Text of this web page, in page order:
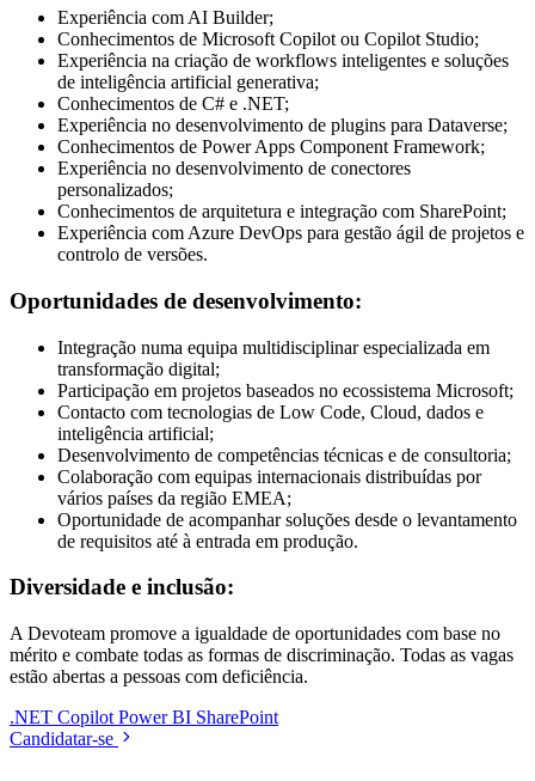
Experiência com AI Builder;
Conhecimentos de Microsoft Copilot ou Copilot Studio;
Experiência na criação de workflows inteligentes e soluções
de inteligência artificial generativa;
Conhecimentos de C# e .NET;
Experiência no desenvolvimento de plugins para Dataverse;
Conhecimentos de Power Apps Component Framework;
Experiência no desenvolvimento de conectores
personalizados;
Conhecimentos de arquitetura e integração com SharePoint;
Experiência com Azure DevOps para gestão ágil de projetos e
controlo de versões.
Oportunidades de desenvolvimento:
Integração numa equipa multidisciplinar especializada em
transformação digital;
Participação em projetos baseados no ecossistema Microsoft;
Contacto com tecnologias de Low Code, Cloud, dados e
inteligência artificial;
Desenvolvimento de competências técnicas e de consultoria;
Colaboração com equipas internacionais distribuídas por
vários países da região EMEA;
Oportunidade de acompanhar soluções desde o levantamento
de requisitos até à entrada em produção.
Diversidade e inclusão:
A Devoteam promove a igualdade de oportunidades com base no
mérito e combate todas as formas de discriminação. Todas as vagas
estão abertas a pessoas com deficiência.
.NET Copilot Power BI SharePoint
Candidatar-se